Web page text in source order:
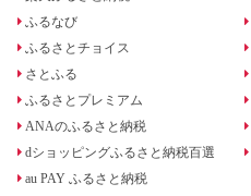
ふるなび
ふるさとチョイス
さとふる
ふるさとプレミアム
ANAのふるさと納税
dショッピングふるさと納税百選
au PAY ふるさと納税